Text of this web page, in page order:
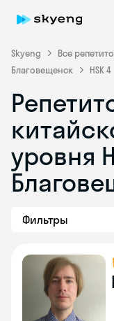
Skyeng Все
Благовещенск
HSK 4
уровня
Фильтры
Skyeng Chat
online